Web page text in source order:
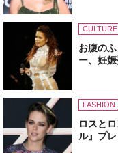
CULTURE
お腹の
ー、妊
FASHION
ロスと
ル』プ